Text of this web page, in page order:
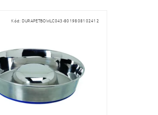
Kód: DURAPETBOWLC043-8019808102412